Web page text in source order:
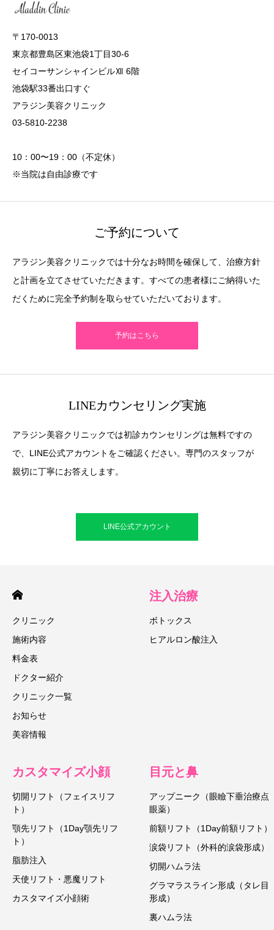
〒170-0013
東京都豊島区東池袋1丁目30-6
セイコーサンシャインビルⅫ 6階
池袋駅33番出口すぐ
アラジン美容クリニック
03-5810-2238
10：00〜19：00（不定休）
※当院は自由診療です
ご予約について
アラジン美容クリニックでは十分なお時間を確保して、治療方針
と計画を立てさせていただきます。すべての患者様にご納得いた
だくために完全予約制を取らせていただいております。
予約はこちら
LINEカウンセリング実施
アラジン美容クリニックでは初診カウンセリングは無料ですの
で、LINE公式アカウントをご確認ください。専門のスタッフが
親切に丁寧にお答えします。
LINE公式アカウント
クリニック
施術内容
料金表
ドクター紹介
クリニック一覧
お知らせ
美容情報
注入治療
ボトックス
ヒアルロン酸注入
カスタマイズ小顔
切開リフト（フェイスリフ
ト）
顎先リフト（1Day顎先リフ
ト）
脂肪注入
天使リフト・悪魔リフト
カスタマイズ小顔術
目元と鼻
アップニーク（眼瞼下垂治療点
眼薬）
前額リフト（1Day前額リフト）
涙袋リフト（外科的涙袋形成）
切開ハムラ法
グラマラスライン形成（タレ目
形成）
裏ハムラ法